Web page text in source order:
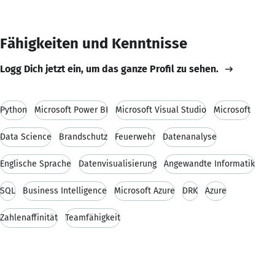
Fähigkeiten und Kenntnisse
Logg Dich jetzt ein, um das ganze Profil zu sehen.
Python Microsoft Power BI Microsoft Visual Studio Microsoft
Data Science Brandschutz Feuerwehr Datenanalyse
Englische Sprache Datenvisualisierung Angewandte Informatik
SQL Business Intelligence Microsoft Azure DRK Azure
Zahlenaffinität Teamfähigkeit